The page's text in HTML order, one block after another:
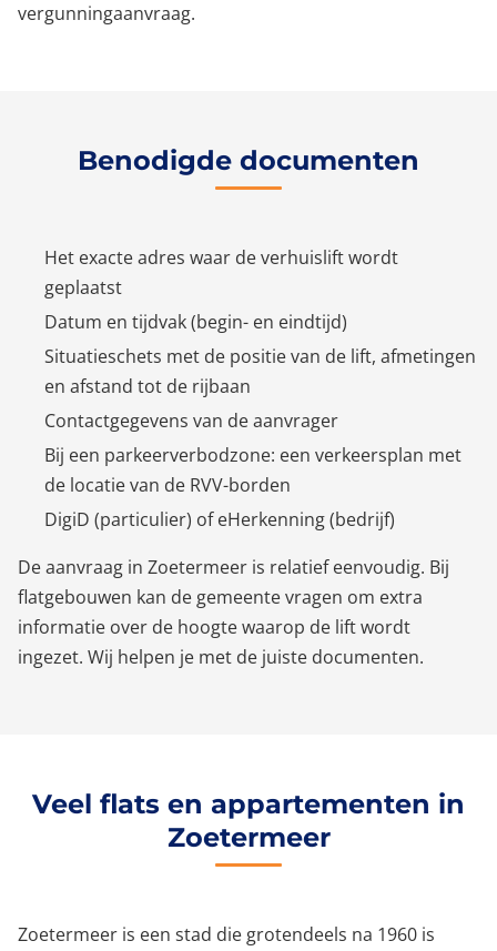
vergunningaanvraag.
Benodigde documenten
Het exacte adres waar de verhuislift wordt
geplaatst
Datum en tijdvak (begin- en eindtijd)
Situatieschets met de positie van de lift, afmetingen
en afstand tot de rijbaan
Contactgegevens van de aanvrager
Bij een parkeerverbodzone: een verkeersplan met
de locatie van de RVV-borden
DigiD (particulier) of eHerkenning (bedrijf)
De aanvraag in Zoetermeer is relatief eenvoudig. Bij
flatgebouwen kan de gemeente vragen om extra
informatie over de hoogte waarop de lift wordt
ingezet. Wij helpen je met de juiste documenten.
Veel flats en appartementen in
Zoetermeer
Zoetermeer is een stad die grotendeels na 1960 is